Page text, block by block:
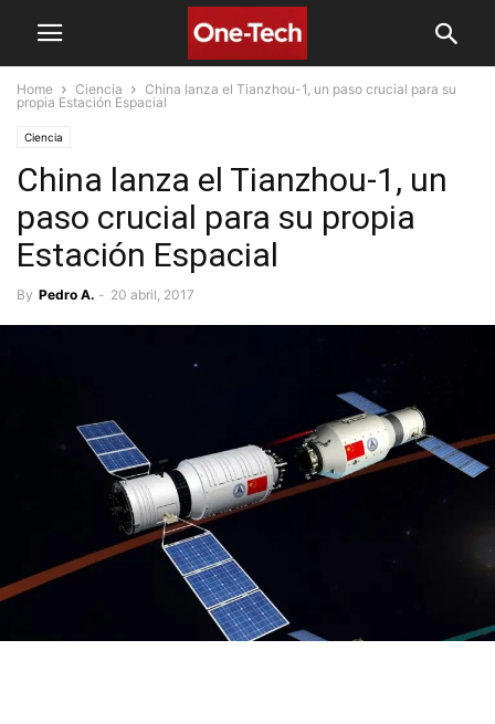
Home Ciencia
China lanza el Tianzhou-1, un paso crucial para su
propia Estación Espacial
Ciencia
China lanza el Tianzhou-1, un
paso crucial para su propia
Estación Espacial
By Pedro A. - 20 abril, 2017